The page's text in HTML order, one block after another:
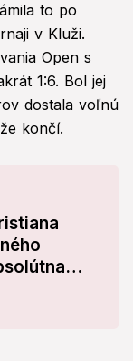
to po
v Kluži.
Open s
1:6. Bol jej
dostala voľnú
končí.